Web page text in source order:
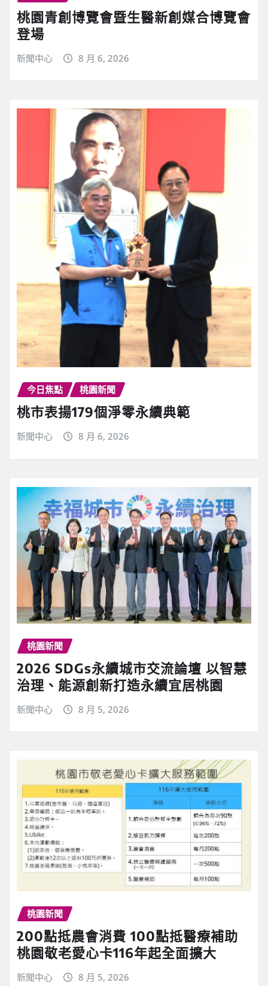
桃園青創博覽會暨生醫新創媒合博覽會
登場
新聞中心 8 月 6, 2026
今日焦點 桃園新聞
桃市表揚179個淨零永續典範
新聞中心 8 月 6, 2026
桃園新聞
2026 SDGs永續城市交流論壇 以智慧
治理、能源創新打造永續宜居桃園
新聞中心 8 月 5, 2026
桃園新聞
200點抵農會消費 100點抵醫療補助
桃園敬老愛心卡116年起全面擴大
新聞中心 8 月 5, 2026